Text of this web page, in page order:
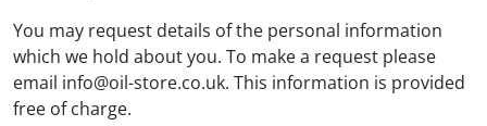
You may request details of the personal information
which we hold about you. To make a request please
email info@oil-store.co.uk. This information is provided
free of charge.